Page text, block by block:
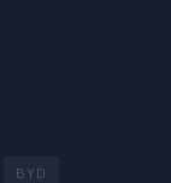
BYD